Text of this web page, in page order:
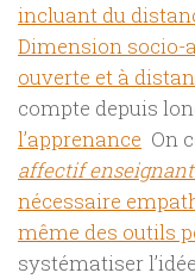
incluant du
Dimension socio-
ouverte et à
compte depuis
l’apprenance On
affectif
nécessaire
même des outils
systématiser